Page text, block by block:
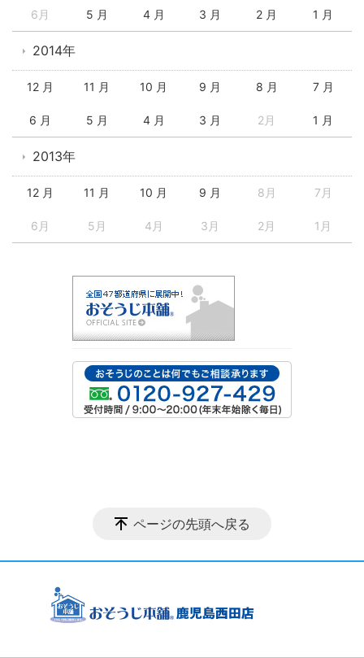
6月 5 月 4 月 3 月 2 月 1 月
2014年
12 月 11 月 10 月 9 月 8 月 7 月
6 月 5 月 4 月 3 月 2月 1 月
2013年
12 月 11 月 10 月 9 月 8月 7月
6月 5月 4月 3月 2月 1月
ページの先頭へ戻る